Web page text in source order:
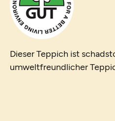
Dieser Teppich ist
umweltfreundlicher